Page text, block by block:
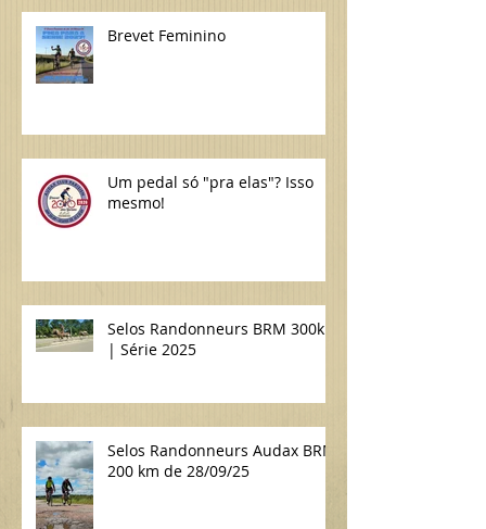
Brevet Feminino
Um pedal só "pra elas"? Isso
mesmo!
Selos Randonneurs BRM 300km
| Série 2025
Selos Randonneurs Audax BRM
200 km de 28/09/25